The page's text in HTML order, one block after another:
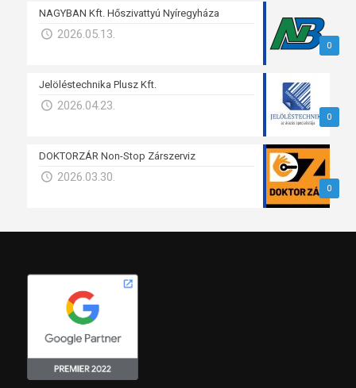
0
NAGYBAN Kft. Hőszivattyú Nyíregyháza
2026.05.13.
0
Jelöléstechnika Plusz Kft.
2026.04.23.
0
DOKTORZÁR Non-Stop Zárszerviz
2026.03.30.